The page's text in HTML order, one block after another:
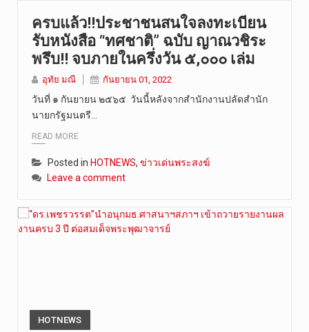
ครบแล้ว!!ประชาชนสนใจลงทะเบียน
รับหนังสือ “ทศชาติ” ฉบับ ญาณวชิระ
พรึบ!! จบภายในครึ่งวัน ๕,๐๐๐ เล่ม
อุทัย มณี กันยายน 01, 2022
วันที่ ๑ กันยายน ๒๕๖๕ วันนี้หลังจากสำนักงานปลัดสำนัก
นายกรัฐมนตรี…
READ MORE
Posted in HOTNEWS, ข่าวเด่นพระสงฆ์
Leave a comment
HOTNEWS